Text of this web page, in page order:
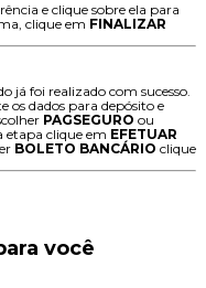
e clique sobre ela para
clique em FINALIZAR
já foi realizado com sucesso.
os dados para depósito e
PAGSEGURO ou
etapa clique em EFETUAR
BOLETO BANCÁRIO clique
você